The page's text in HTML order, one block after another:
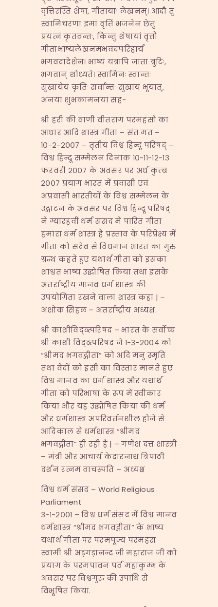
वृत्तिरस्ति शेषा, गीतायाः लेखनम्। आदौ तु
स्वामिचरणा इमां वृत्तिं भजनेन छेत्तुं
प्रयत्नं कृतवन्तः, किन्तु शेषायां वृत्तौ
गीताभाष्यलेखनमभवदपरिहार्यं
भगवदादेशेन। भाष्यं यत्रापि जाता त्रुटिः,
भगवान् शोध्यते। स्वामिनः स्वान्तः
सुखायेयं कृतिः सर्वान्तः सुखाय भूयात्,
अनया शुभकामनया सह-
श्री हरी की वाणी वीतराग परमहंसो का
आधार आदि शास्त्र गीता – संत मत –
१०-२-२००७ – तृतीय विश्व हिन्दू परिषद् –
विश्व हिन्दू सम्मेलन दिनाक १०-११-१२-१३
फरवरी २००७ के अवसर पर अर्ध कुम्ब
२००७ प्रयाग भारत में प्रवासी एवं
अप्रवासी भारतीयों के विश्व सम्मेलन के
उद्गाटन के अवसर पर विश्व हिन्दू परिषद्
ने ग्यारहवी धर्म संसद में पारित गीता
हमारा धर्म शास्त्र है प्रस्ताव के परिप्रेक्ष्य में
गीता को सदेव से विधमान भारत का गुरु
ग्रन्थ कहते हुए यथार्थ गीता को इसका
शाश्वत भाष्य उद्घोषित किया तथा इसके
अंतर्राष्ट्रीय मानव धर्म शास्त्र की
उपयोगिता रखने वाला शास्त्र कहा | –
अशोक सिंहल – अंतर्राष्ट्रीय अध्यक्ष.
श्री काशीविद्व्त्परिषद – भारत के सर्वोच्च
श्री काशी विद्व्त्परिषद ने १-३-२००४ को
“श्रीमद भगवद्गीता” को अदि मनु स्मृति
तथा वेदों को इसी का विस्तार मानते हुए
विश्व मानव का धर्म शास्त्र और यथार्थ
गीता को परिभाषा के रूप में स्वीकार
किया और यह उद्घोषित किया की धर्म
और धर्मशास्त्र अपरिवर्तनशील होने से
आदिकाल से धर्मशास्त्र “श्रीमद
भगवद्गीता” ही रही है | – गणेश दत्त शास्त्री
– मंत्री और आचार्य केदारनाथ त्रिपाठी
दर्शन रत्नम वाचस्पति – अध्यक्ष
विश्व धर्म संसद – World Religious
Parliament
३-१-२००१ – विश्व धर्म संसद में विश्व मानव
धर्मशास्त्र “श्रीमद भगवद्गीता” के भाष्य
यथार्थ गीता पर परमपूज्य परमहंस
स्वामी श्री अड़गड़ानन्द जी महाराज जी को
प्रयाग के परमपावन पर्व महाकुम्भ के
अवसर पर विश्वगुरु की उपाधि से
विभूषित किया.